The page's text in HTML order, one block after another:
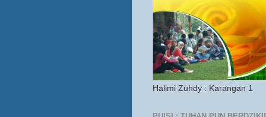
Halimi Zuhdy : Karangan 1